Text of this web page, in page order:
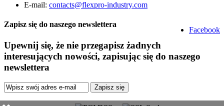
E-mail: contacts@flexpro-industry.com
Facebook
Zapisz się do naszego newslettera
Upewnij się, że nie przegapisz żadnych
interesujących nowości, zapisując się do naszego
newslettera
Zapisz się